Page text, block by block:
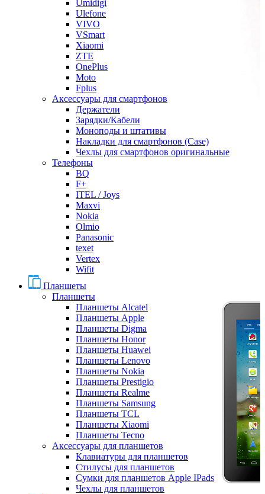
Umidigi
Ulefone
VIVO
VSmart
Xiaomi
ZTE
OnePlus
Moto
Fplus
Аксессуары для смартфонов
Держатели
Зарядки/Кабели
Моноподы и штативы
Накладки для смартфонов (Case)
Чехлы для смартфонов оригинальные
Телефоны
BQ
F+
ITEL / Joys
Maxvi
Nokia
Olmio
Panasonic
texet
Vertex
Wifit
Планшеты
Планшеты
Планшеты Alcatel
Планшеты Apple
Планшеты Digma
Планшеты Honor
Планшеты Huawei
Планшеты Lenovo
Планшеты Nokia
Планшеты Prestigio
Планшеты Realme
Планшеты Samsung
Планшеты TCL
Планшеты Xiaomi
Планшеты Tecno
Аксессуары для планшетов
Клавиатуры для планшетов
Стилусы для планшетов
Сумки для планшетов Apple IPads
Чехлы для планшетов